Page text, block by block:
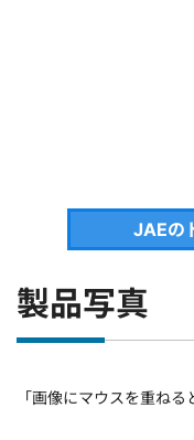
JAEの
製品写真
「画像にマウスを重ね